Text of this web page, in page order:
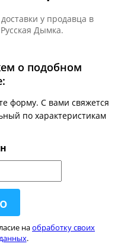
у продавца в
Дымка.
о подобном
форму. С вами свяжется
по характеристикам
наобработку своих
.